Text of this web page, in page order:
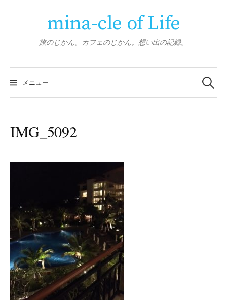
キ
ッ
mina-cle of Life
旅のじかん。カフェのじかん。想い出の記録。
メニュー
索:
IMG_5092